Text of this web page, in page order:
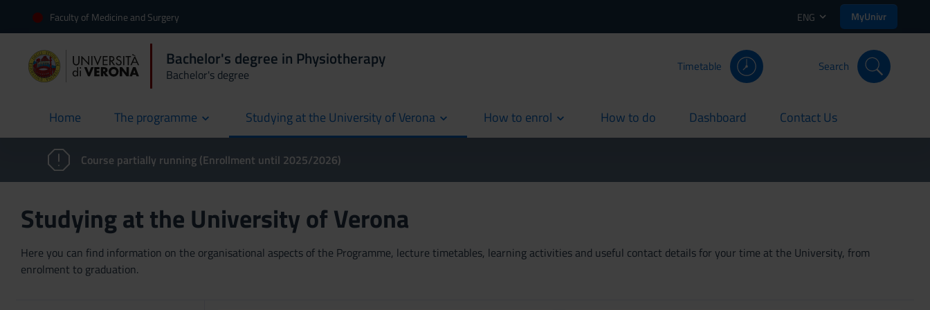
Faculty of Medicine and Surgery ENG MyUnivr
Bachelor's degree in Physiotherapy
Bachelor's degree
Timetable Search
Home
current The programme Studying at the University of Verona How to enrol How to do
current Dashboard
current Contact Us
current
Course partially running (Enrollment until 2025/2026)
Studying at the University of Verona
Here you can find information on the organisational aspects of the Programme, lecture timetables, learning activities and useful contact details for your time at the University, from
enrolment to graduation.